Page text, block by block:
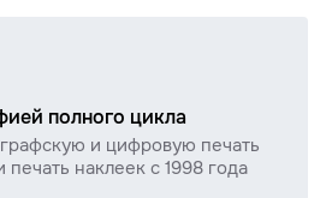
полного цикла
и цифровую печать
печать наклеек с 1998 года